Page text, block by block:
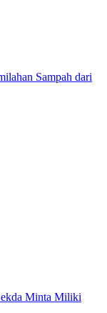
Sampah dari
Minta Miliki